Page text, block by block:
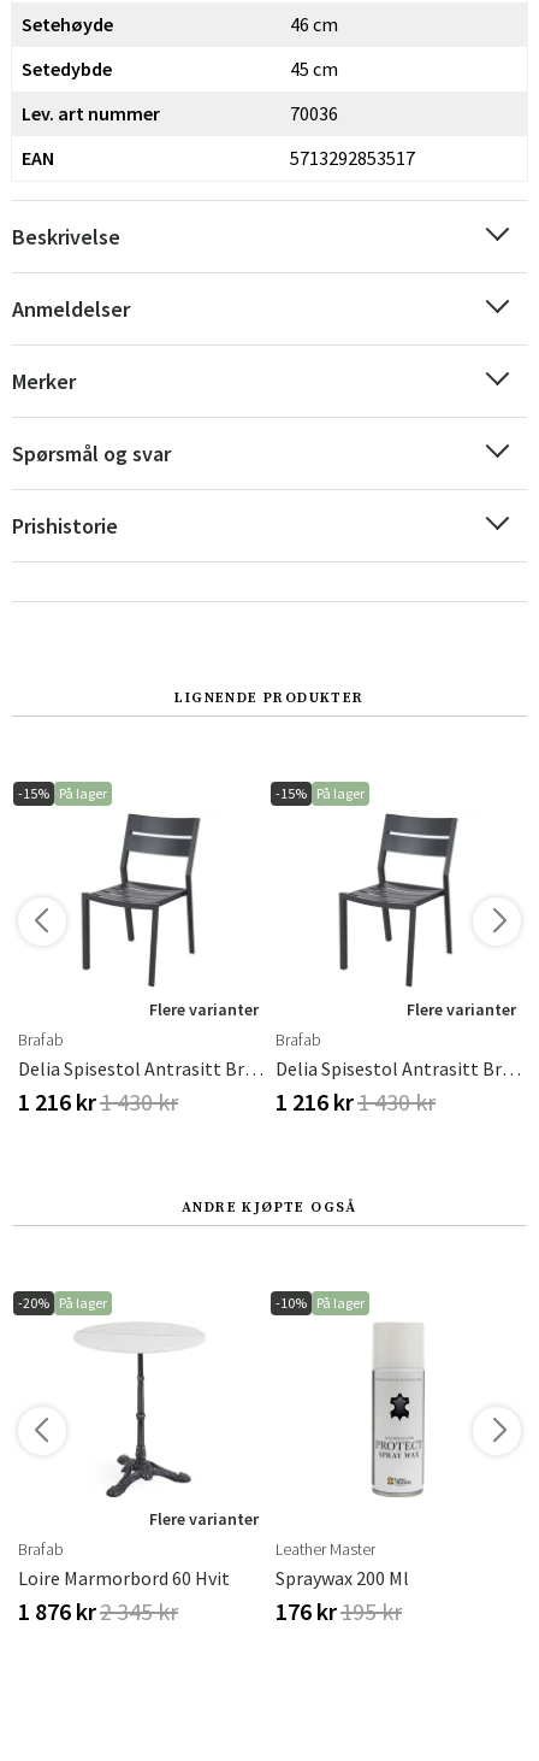
Sverige
Setehøyde
46 cm
Setedybde
45 cm
Lev. art nummer
70036
EAN
5713292853517
Beskrivelse
Anmeldelser
Merker
Spørsmål og svar
Prishistorie
LIGNENDE PRODUKTER
-15% På lager
Flere varianter
Brafab
Delia Spisestol Antrasitt Brafab
1 216 kr1 430 kr
-15% På lager
Flere varianter
Brafab
Delia Spisestol Antrasitt Brafab
1 216 kr1 430 kr
ANDRE KJØPTE OGSÅ
-20% På lager
Flere varianter
Brafab
Loire Marmorbord 60 Hvit
1 876 kr2 345 kr
-10% På lager
Leather Master
Spraywax 200 Ml
176 kr195 kr